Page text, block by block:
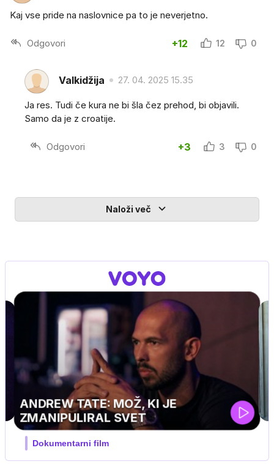
Kaj vse pride na naslovnice pa to je neverjetno.
Odgovori +12 12 0
Valkidžija 27. 04. 2025 15.35
Ja res. Tudi če kura ne bi šla čez prehod, bi objavili.
Samo da je z croatije.
Odgovori +3 3 0
Naloži več
MOJ PRIJATELJ PINGVIN
Film meseca / družinski, pustolovski